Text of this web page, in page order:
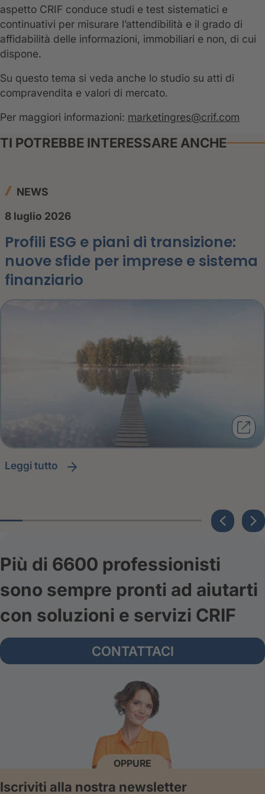
aspetto CRIF conduce studi e test sistematici e
continuativi per misurare l’attendibilità e il grado di
affidabilità delle informazioni, immobiliari e non, di cui
dispone.
Su questo tema si veda anche lo studio su atti di
compravendita e valori di mercato.
Per maggiori informazioni: marketingres@crif.com
TI POTREBBE INTERESSARE ANCHE
NEWS
8 luglio 2026
Profili ESG e piani di transizione:
nuove sfide per imprese e sistema
finanziario
leggi tutto
Più di 6600 professionisti
sono sempre pronti ad aiutarti
con soluzioni e servizi CRIF
CONTATTACI
OPPURE
Iscriviti alla nostra newsletter